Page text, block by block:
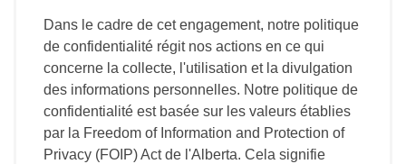
Dans le cadre de cet engagement, notre politique
de confidentialité régit nos actions en ce qui
concerne la collecte, l'utilisation et la divulgation
des informations personnelles. Notre politique de
confidentialité est basée sur les valeurs établies
par la Freedom of Information and Protection of
Privacy (FOIP) Act de l'Alberta. Cela signifie